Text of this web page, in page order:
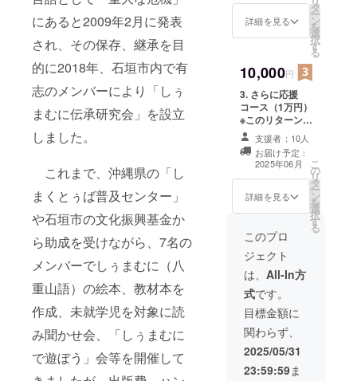
にあると2009年2月に発表
され、その保存、継承を目
的に2018年、石垣市内で有
志のメンバーにより「しぅ
まむに伝承研究会」を設立
しました。
これまで、沖縄県の「し
まくとぅば普及センター」
や石垣市の文化振興基金か
ら助成を受けながら、7名の
メンバーでしぅまむに（八
重山語）の絵本、教材本を
作成、未就学児を対象に読
み聞かせ会、「しぅまむに
で遊ぼう」会等を開催して
CD ※2025年4月
にCD完成予定で
以降、支援をい
ただい方に『や
さしいしぅまむ
に』とCDを順次
郵送いたしま
す。ただ、在庫
がなくなった場
合、クラウド
ファンディング
終了後に増刷し
ますので、2025
年6月以降の郵送
となります。 ※5
千円、1万円のご
支援も3千円ご支
援と同じリター
ン内容となりま
す。ですので、
たとえばもし3冊
ご希望の場合は
「1. 応援コース
（3千円）」を3
口ご支援お願い
いたします。
リターンと同じ
内容（『やさし
いしぅまむに』1
ます。 -------------
------------------
『やさしいしぅ
まむに』（編
集・発行：しぅ
まむに伝承研究
会、絵：東嵩西
のり子、発行
日：2025年1
月、24ページ）
※2025年4月に
CD完成予定で
以降、支援をい
ただい方に『や
さしいしぅまむ
に』とCDを順次
郵送いたしま
す。ただ、在庫
がなくなった場
合、クラウド
ファンディング
終了後に増刷し
ますので、2025
年6月以降の郵送
詳細を見る
タ
ー
ン
を
選
択
す
る
10,000円
3. さらに応援
コース（1万円）
※このリターンは
「1. 応援コース
（3千円）」「2.
もっと応援コー
ス（5千円）」の
リターンと同じ
内容（『やさし
いしぅまむに』1
ます。 -------------
------------------
『やさしいしぅ
まむに』（編
集・発行：しぅ
まむに伝承研究
会、絵：東嵩西
のり子、発行
日：2025年1
月、24ページ）
※2025年4月に
支援者：10人
お届け予定：
2025年06月
詳細を見る
こ
の
リ
タ
ー
ン
を
選
択
す
る
このプロ
ジェクト
は、 All-In方
式です。
目標金額に
関わらず、
2025/05/31
23:59:59ま